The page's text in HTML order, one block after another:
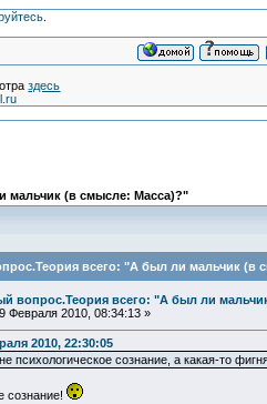
.
здесь
мальчик (в смысле: Масса)?"
всего: "А был ли мальчик (в
вопрос.Теория всего: "А был ли
Февраля 2010, 08:34:13 »
2010, 22:30:05
психологическое сознание, а какая-то
сознание!